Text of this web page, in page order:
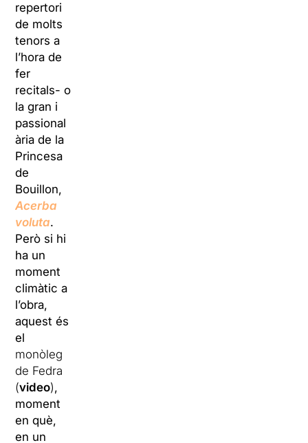
repertori
de molts
tenors a
l’hora de
fer
recitals- o
la gran i
passional
ària de la
Princesa
de
Bouillon,
Acerba
voluta.
Però si hi
ha un
moment
climàtic a
l’obra,
aquest és
el
monòleg
de Fedra
(video),
moment
en què,
en un